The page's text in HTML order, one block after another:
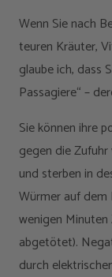
Wenn Sie nach
teuren Kräuter,
glaube ich, dass
Passagiere“ –
Sie können ihre
gegen die
und sterben in
Würmer auf
wenigen
abgetötet).
durch